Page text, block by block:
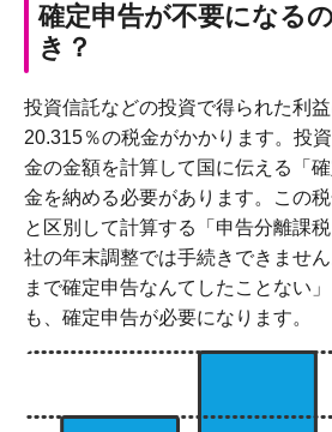
確定申告が不要になる
き？
投資信託などの投資で得られた利
20.315％の税金がかかります。投
金の金額を計算して国に伝える「
金を納める必要があります。この
と区別して計算する「申告分離課
社の年末調整では手続きできませ
まで確定申告なんてしたことない
も、確定申告が必要になります。